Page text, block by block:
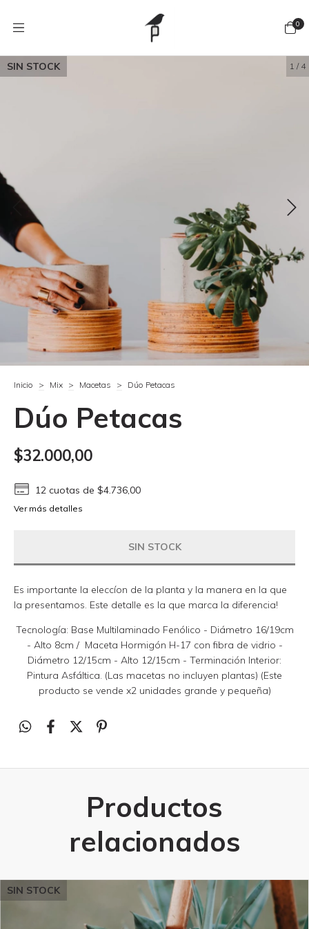
0
SIN STOCK 1 / 4
Inicio > Mix > Macetas > Dúo Petacas
Dúo Petacas
$32.000,00
12 cuotas de$4.736,00
Ver más detalles
Es importante la eleccíon de la planta y la manera en la que
la presentamos. Este detalle es la que marca la diferencia!
Tecnología: Base Multilaminado Fenólico - Diámetro 16/19cm
- Alto 8cm / Maceta Hormigón H-17 con fibra de vidrio -
Diámetro 12/15cm - Alto 12/15cm - Terminación Interior:
Pintura Asfáltica. (Las macetas no incluyen plantas) (Este
producto se vende x2 unidades grande y pequeña)
Productos
relacionados
SIN STOCK